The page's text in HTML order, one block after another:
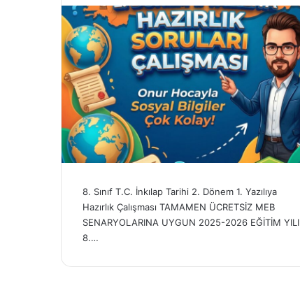
8. Sınıf T.C. İnkılap Tarihi 2. Dönem 1. Yazılıya
Hazırlık Çalışması TAMAMEN ÜCRETSİZ MEB
SENARYOLARINA UYGUN 2025-2026 EĞİTİM YILI
8.…